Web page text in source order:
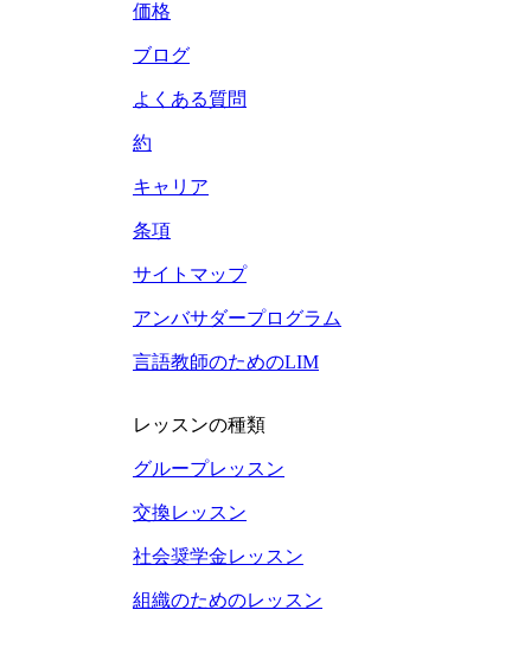
価格
ブログ
よくある質問
約
キャリア
条項
サイトマップ
アンバサダープログラム
言語教師のためのLIM
レッスンの種類
グループレッスン
交換レッスン
社会奨学金レッスン
組織のためのレッスン